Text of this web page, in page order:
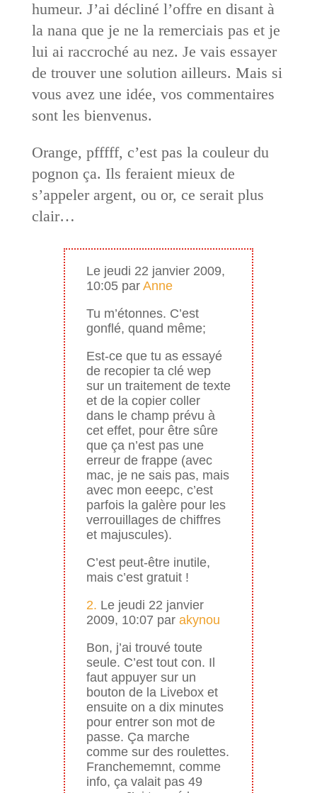
humeur. J’ai décliné l’offre en disant à
la nana que je ne la remerciais pas et je
lui ai raccroché au nez. Je vais essayer
de trouver une solution ailleurs. Mais si
vous avez une idée, vos commentaires
sont les bienvenus.
Orange, pfffff, c’est pas la couleur du
pognon ça. Ils feraient mieux de
s’appeler argent, ou or, ce serait plus
clair…
Le jeudi 22 janvier 2009,
10:05 par Anne
Tu m’étonnes. C’est
gonflé, quand même;
Est-ce que tu as essayé
de recopier ta clé wep
sur un traitement de texte
et de la copier coller
dans le champ prévu à
cet effet, pour être sûre
que ça n’est pas une
erreur de frappe (avec
mac, je ne sais pas, mais
avec mon eeepc, c’est
parfois la galère pour les
verrouillages de chiffres
et majuscules).
C’est peut-être inutile,
mais c’est gratuit !
2. Le jeudi 22 janvier
2009, 10:07 par akynou
Bon, j’ai trouvé toute
seule. C’est tout con. Il
faut appuyer sur un
bouton de la Livebox et
ensuite on a dix minutes
pour entrer son mot de
passe. Ça marche
comme sur des roulettes.
Franchememnt, comme
info, ça valait pas 49